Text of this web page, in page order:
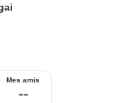
Mes amis
--